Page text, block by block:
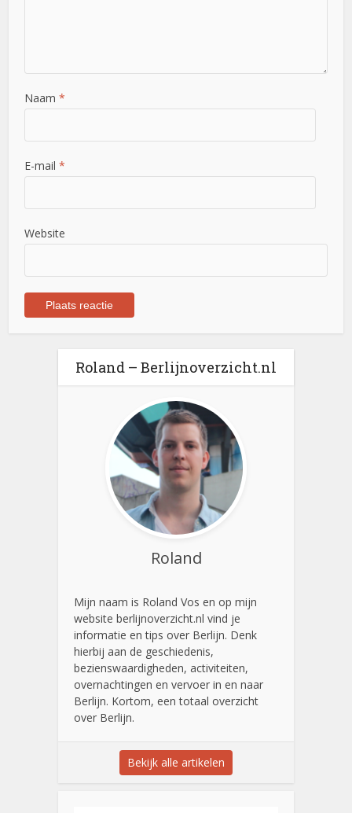
Naam*
E-mail*
Website
Roland – Berlijnoverzicht.nl
Roland
Mijn naam is Roland Vos en op mijn
website berlijnoverzicht.nl vind je
informatie en tips over Berlijn. Denk
hierbij aan de geschiedenis,
bezienswaardigheden, activiteiten,
overnachtingen en vervoer in en naar
Berlijn. Kortom, een totaal overzicht
over Berlijn.
Bekijk alle artikelen